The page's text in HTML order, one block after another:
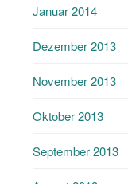
Januar 2014
Dezember 2013
November 2013
Oktober 2013
September 2013